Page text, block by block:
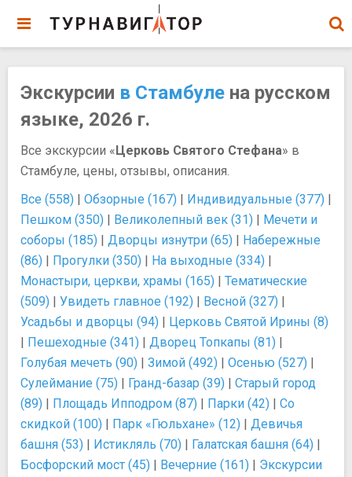
Экскурсии в Стамбуле на русском
языке, 2026 г.
Все экскурсии «Церковь Святого Стефана» в
Стамбуле, цены, отзывы, описания.
Все (558) | Обзорные (167) | Индивидуальные (377) |
Пешком (350) | Великолепный век (31) | Мечети и
соборы (185) | Дворцы изнутри (65) | Набережные
(86) | Прогулки (350) | На выходные (334) |
Монастыри, церкви, храмы (165) | Тематические
(509) | Увидеть главное (192) | Весной (327) |
Усадьбы и дворцы (94) | Церковь Святой Ирины (8)
| Пешеходные (341) | Дворец Топкапы (81) |
Голубая мечеть (90) | Зимой (492) | Осенью (527) |
Сулеймание (75) | Гранд-базар (39) | Старый город
(89) | Площадь Ипподром (87) | Парки (42) | Со
скидкой (100) | Парк «Гюльхане» (12) | Девичья
башня (53) | Истикляль (70) | Галатская башня (64) |
Босфорский мост (45) | Вечерние (161) | Экскурсии